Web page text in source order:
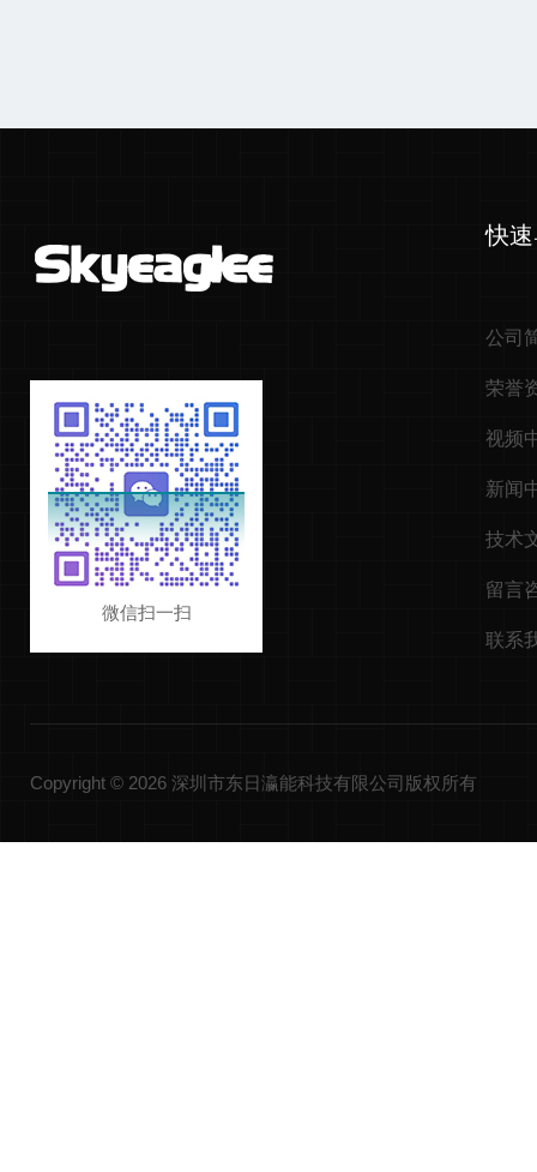
微信扫一扫
快
公司
荣誉
视频
新闻
技术
留言
联系
Copyright © 2026 深圳市东日瀛能科技有限公司版权所有